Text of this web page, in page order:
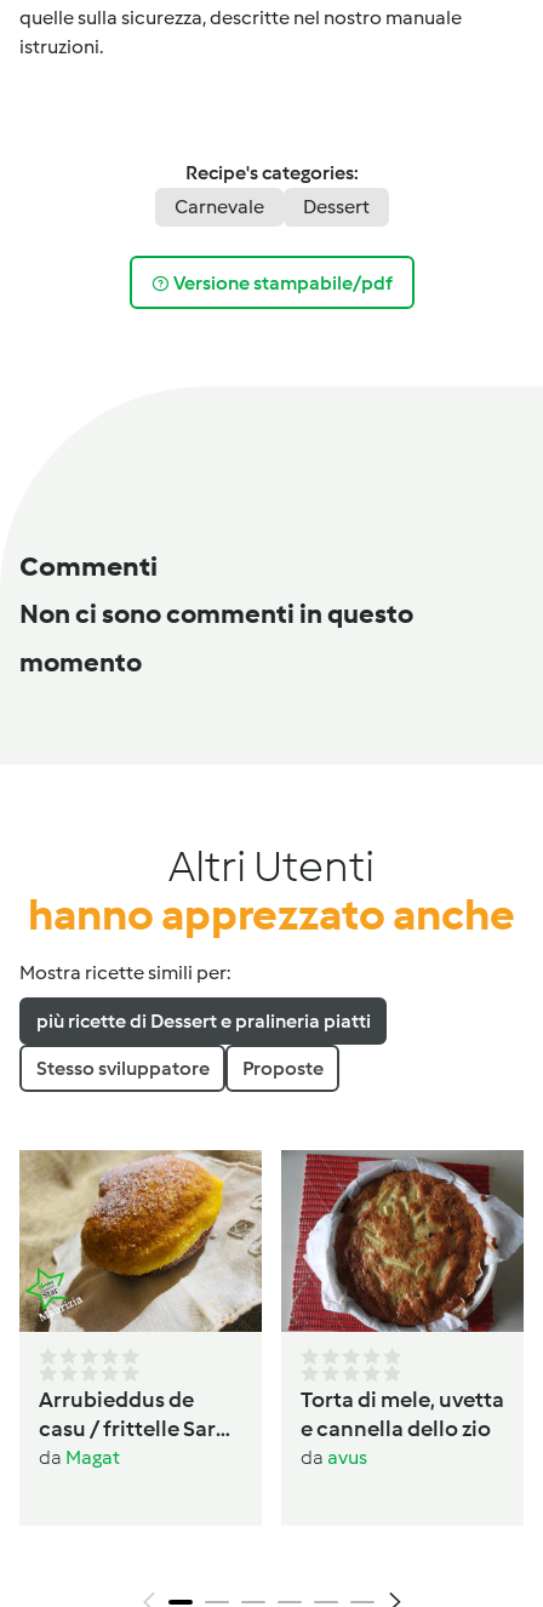
quelle sulla sicurezza, descritte nel nostro manuale
istruzioni.
Recipe's categories:
Carnevale
Dessert
Versione stampabile/pdf
Commenti
Non ci sono commenti in questo
momento
Altri Utenti
hanno apprezzato anche
Mostra ricette simili per:
più ricette di Dessert e pralineria piatti
Stesso sviluppatore Proposte
Arrubieddus de
casu / frittelle Sarde
al formaggio di
da Magat
Torta di mele, uvetta
e cannella dello zio
da avus